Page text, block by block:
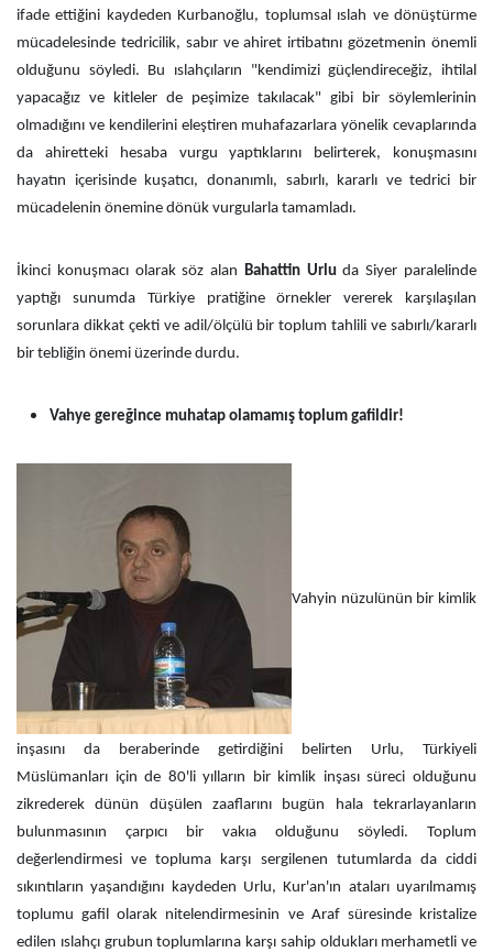
ifade ettiğini kaydeden Kurbanoğlu, toplumsal ıslah ve dönüştürme
mücadelesinde tedricilik, sabır ve ahiret irtibatını gözetmenin önemli
olduğunu söyledi. Bu ıslahçıların "kendimizi güçlendireceğiz, ihtilal
yapacağız ve kitleler de peşimize takılacak" gibi bir söylemlerinin
olmadığını ve kendilerini eleştiren muhafazarlara yönelik cevaplarında
da ahiretteki hesaba vurgu yaptıklarını belirterek, konuşmasını
hayatın içerisinde kuşatıcı, donanımlı, sabırlı, kararlı ve tedrici bir
mücadelenin önemine dönük vurgularla tamamladı.
İkinci konuşmacı olarak söz alan Bahattin Urluda Siyer paralelinde
yaptığı sunumda Türkiye pratiğine örnekler vererek karşılaşılan
sorunlara dikkat çekti ve adil/ölçülü bir toplum tahlili ve sabırlı/kararlı
bir tebliğin önemi üzerinde durdu.
Vahye gereğince muhatap olamamış toplum gafildir!
Vahyin nüzulünün bir kimlik
inşasını da beraberinde getirdiğini belirten Urlu, Türkiyeli
Müslümanları için de 80'li yılların bir kimlik inşası süreci olduğunu
zikrederek dünün düşülen zaaflarını bugün hala tekrarlayanların
bulunmasının çarpıcı bir vakıa olduğunu söyledi. Toplum
değerlendirmesi ve topluma karşı sergilenen tutumlarda da ciddi
sıkıntıların yaşandığını kaydeden Urlu, Kur'an'ın ataları uyarılmamış
toplumu gafil olarak nitelendirmesinin ve Araf süresinde kristalize
edilen ıslahçı grubun toplumlarına karşı sahip oldukları merhametli ve